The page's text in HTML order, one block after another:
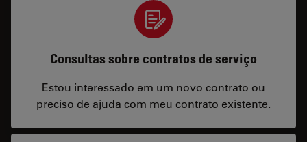
Consultas sobre contratos de serviço
Estou interessado em um novo contrato ou
preciso de ajuda com meu contrato existente.